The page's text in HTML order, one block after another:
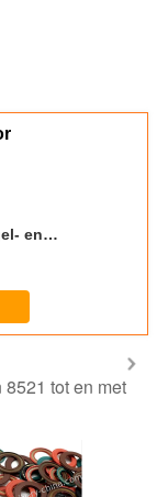
en
tot en met